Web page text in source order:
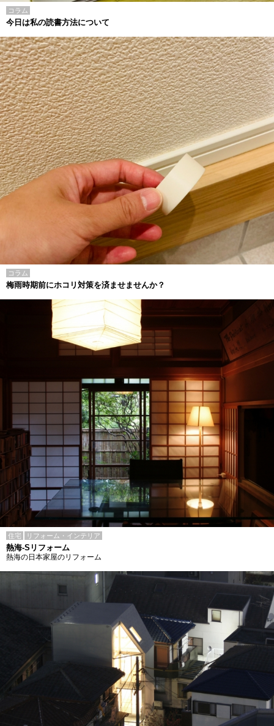
コラム
今日は私の読書方法について
コラム
梅雨時期前にホコリ対策を済ませませんか？
住宅 リフォーム・インテリア
熱海-Sリフォーム
熱海の日本家屋のリフォーム